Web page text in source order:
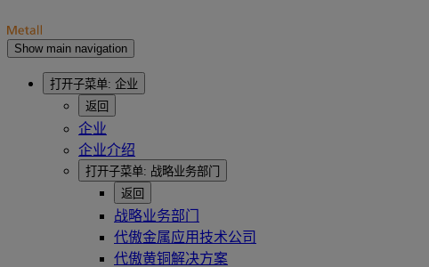
Show main navigation
打开子菜单: 企业
返回
企业
企业介绍
打开子菜单: 战略业务部门
返回
战略业务部门
代傲金属应用技术公司
代傲黄铜解决方案